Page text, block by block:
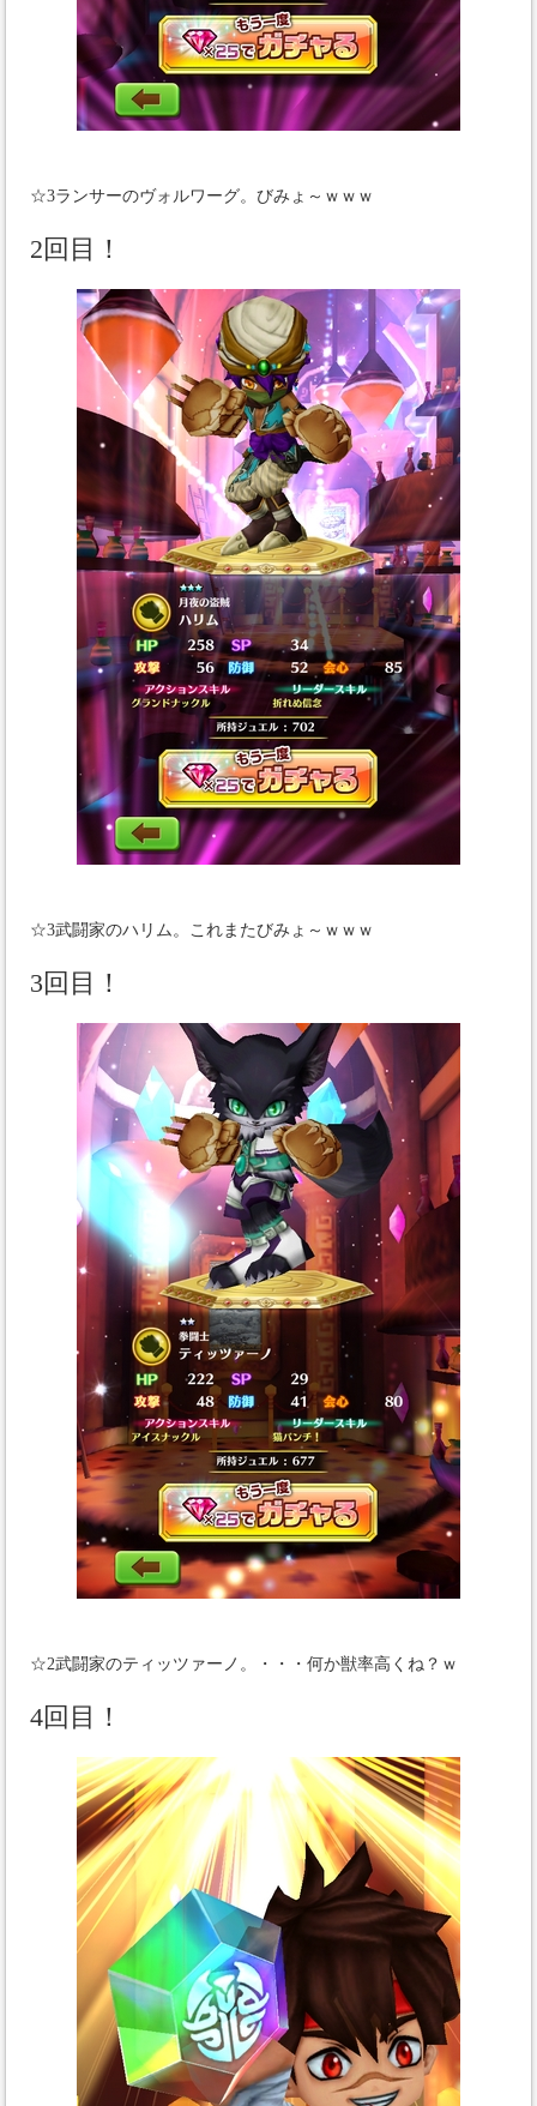
☆3ランサーのヴォルワーグ。びみょ～ｗｗｗ
2回目！
☆3武闘家のハリム。これまたびみょ～ｗｗｗ
3回目！
☆2武闘家のティッツァーノ。・・・何か獣率高くね？ｗ
4回目！